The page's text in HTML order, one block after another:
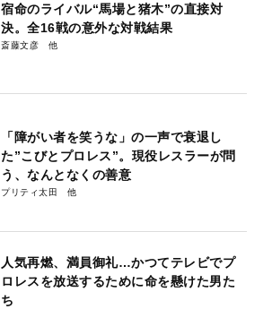
宿命のライバル“馬場と猪木”の直接対
決。全16戦の意外な対戦結果
斎藤文彦
「障がい者を笑うな」の一声で衰退し
た”こびとプロレス”。現役レスラーが問
う、なんとなくの善意
プリティ太田
人気再燃、満員御礼…かつてテレビでプ
ロレスを放送するために命を懸けた男た
ち